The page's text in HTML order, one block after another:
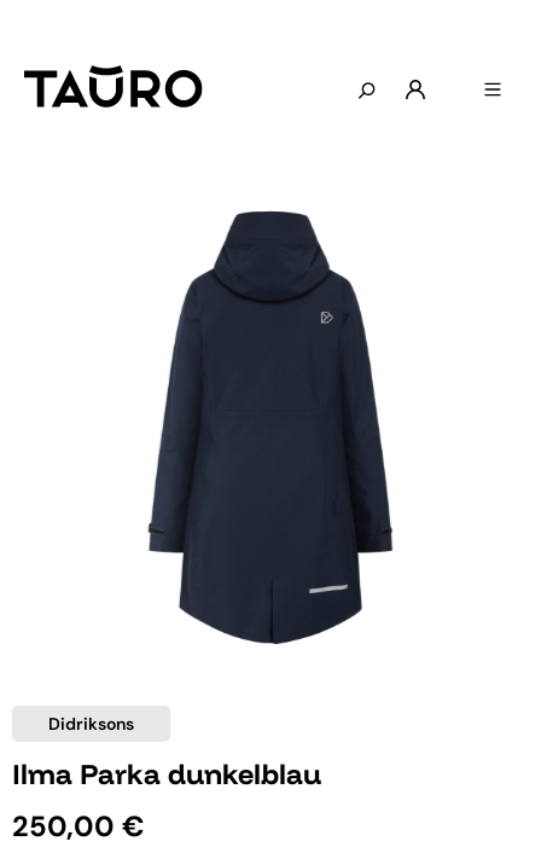
Didriksons
Ilma Parka dunkelblau
250,00 €